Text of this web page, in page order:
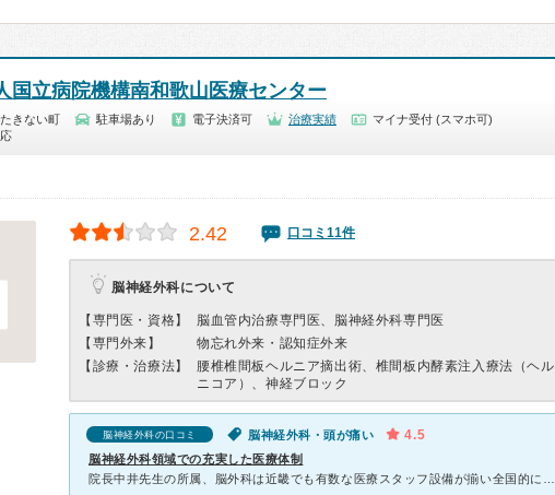
国立病院機構南和歌山医療センター
きない町 駐車場あり 電子決済可 治療実績
マイナ受付 (スマホ可)
2.42 口コミ11件
脳神経外科について
【専門医・資格】
脳血管内治療専門医、脳神経外科専門医
【専門外来】
物忘れ外来・認知症外来
【診療・治療法】
腰椎椎間板ヘルニア摘出術、椎間板内酵素注入療法（ヘル
ニコア）、神経ブロック
脳神経外科の口コミ 脳神経外科・頭が痛い 4.5
脳神経外科領域での充実した医療体制